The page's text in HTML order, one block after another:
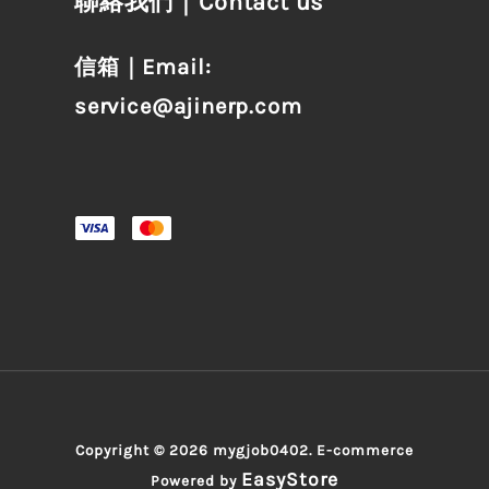
信箱｜Email:
service@ajinerp.com
Copyright © 2026 mygjob0402. E-commerce
Powered by EasyStore